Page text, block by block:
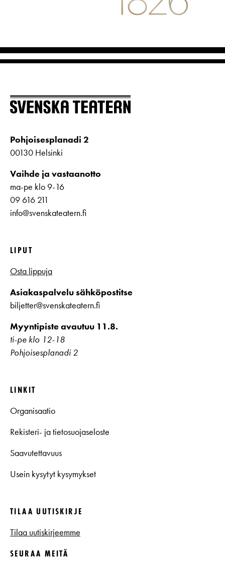
Pohjoisesplanadi 2
00130 Helsinki
Vaihde ja vastaanotto
ma-pe klo 9-16
09 616 211
info@svenskateatern.fi
LIPUT
Osta lippuja
Asiakaspalvelu sähköpostitse
biljetter@svenskateatern.fi
Myyntipiste avautuu 11.8.
ti-pe klo 12-18
Pohjoisesplanadi 2
LINKIT
Organisaatio
Rekisteri- ja tietosuojaseloste
Saavutettavuus
Usein kysytyt kysymykset
TILAA UUTISKIRJE
Tilaa uutiskirjeemme
SEURAA MEITÄ